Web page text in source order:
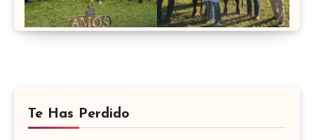
Te Has Perdido